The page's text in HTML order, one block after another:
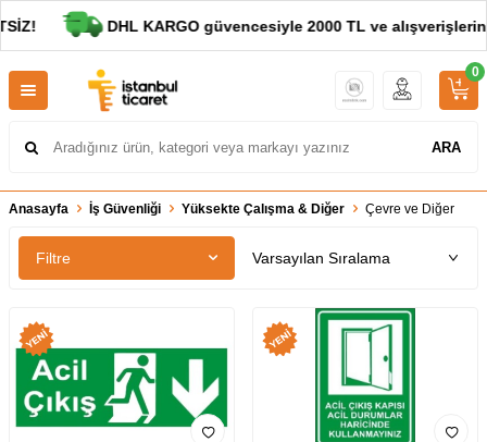
DHL KARGO güvencesiyle 2000 TL ve
ARA
0
Anasayfa İş Güvenliği Yüksekte Çalışma & Diğer Çevre ve Diğer
Filtre